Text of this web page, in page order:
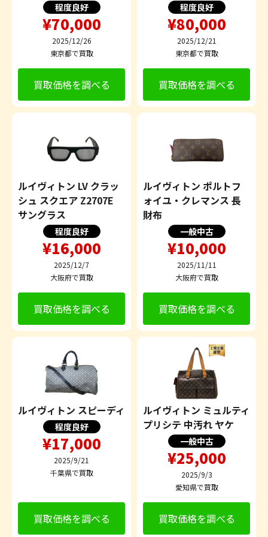
程度良好
¥70,000
2025/12/26
東京都で買取
買取価格を調べる
程度良好
¥80,000
2025/12/21
東京都で買取
買取価格を調べる
ルイヴィトン LV クラッ
シュ スクエア Z2707E
サングラス
程度良好
¥16,000
2025/12/7
大阪府で買取
買取価格を調べる
ルイヴィトン ポルトフ
ォイユ・クレマンス 長
財布
一般中古
¥10,000
2025/11/11
大阪府で買取
買取価格を調べる
ルイヴィトン スピーディ
程度良好
¥17,000
2025/9/21
千葉県で買取
買取価格を調べる
ルイヴィトン ミュルティ
プリシテ 中汚れ ヤケ
一般中古
¥25,000
2025/9/3
愛知県で買取
買取価格を調べる